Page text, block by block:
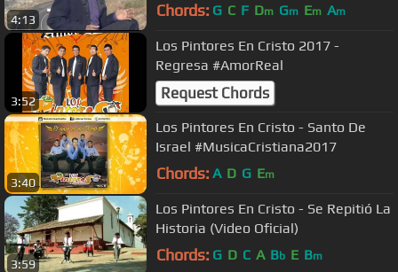
4:13 Chords: G C F Dm Gm Em Am
3:52
Los Pintores En Cristo 2017 -
Regresa #AmorReal
Request Chords
3:40
Los Pintores En Cristo - Santo De
Israel #MusicaCristiana2017
Chords: A D G Em
3:59
Los Pintores En Cristo - Se Repitió La
Historia (Video Oficial)
Chords: G D C A Bb E Bm